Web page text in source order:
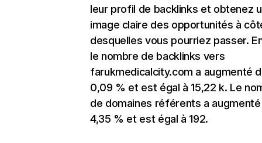
leur profil de backlinks et obtenez
image claire des opportunités à
desquelles vous pourriez passer.
le nombre de backlinks vers
farukmedicalcity.com a augmenté
0,09 % et est égal à 15,22 k. Le
de domaines référents a
4,35 % et est égal à 192.